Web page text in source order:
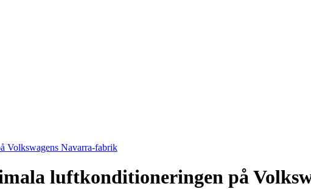
Volkswagens Navarra-fabrik
luftkonditioneringen på